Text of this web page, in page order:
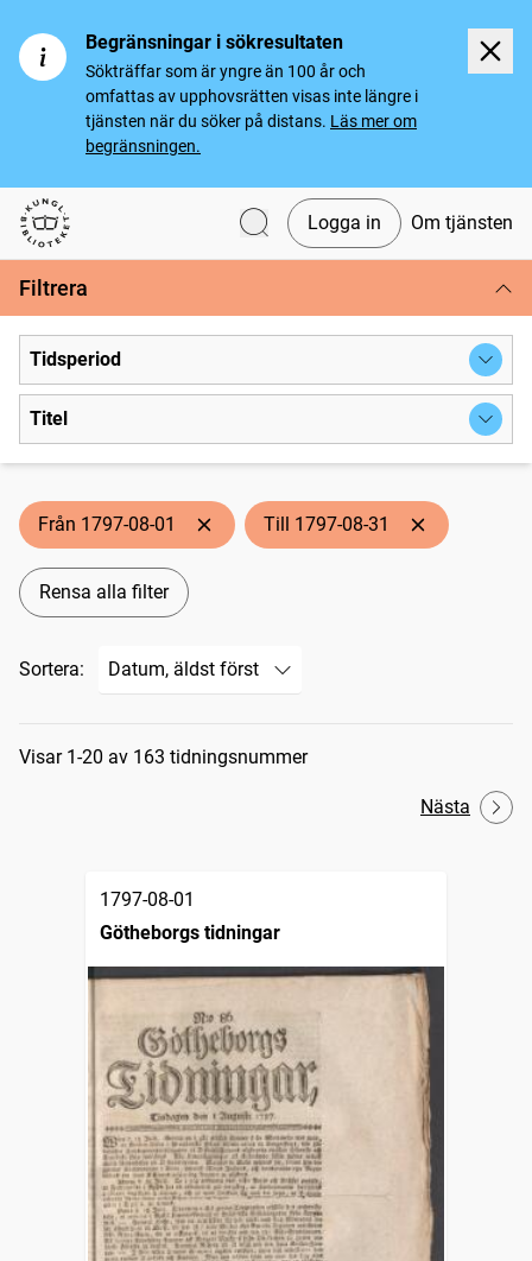
Begränsningar i sökresultaten
Sökträffar som är yngre än 100 år och
omfattas av upphovsrätten visas inte längre i
tjänsten när du söker på distans. Läs mer om
begränsningen.
Svenska tidningar
Logga in Om tjänsten
Filtrera
Tidsperiod
Titel
Från 1797-08-01 Till 1797-08-31
Rensa alla filter
Sortera:
Sökresultat
Visar 1-20 av 163 tidningsnummer
Nästa
1797-08-01
Götheborgs tidningar